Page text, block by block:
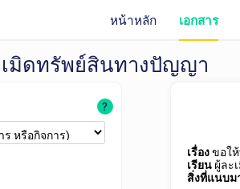
หน้าหลัก เอกสาร
มิดทรัพย์สินทางปัญญา
?
เรื่องขอใ
เรียน ผู้ละ
สิ่งที่แนบม